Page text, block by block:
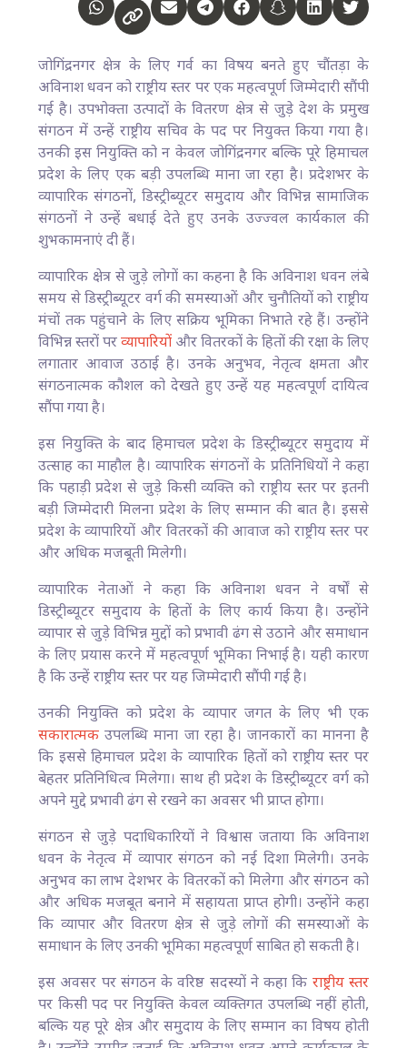
जोगिंद्रनगर क्षेत्र के लिए गर्व का विषय बनते हुए चौंतड़ा के
अविनाश धवन को राष्ट्रीय स्तर पर एक महत्वपूर्ण जिम्मेदारी सौंपी
गई है। उपभोक्ता उत्पादों के वितरण क्षेत्र से जुड़े देश के प्रमुख
संगठन में उन्हें राष्ट्रीय सचिव के पद पर नियुक्त किया गया है।
उनकी इस नियुक्ति को न केवल जोगिंद्रनगर बल्कि पूरे हिमाचल
प्रदेश के लिए एक बड़ी उपलब्धि माना जा रहा है। प्रदेशभर के
व्यापारिक संगठनों, डिस्ट्रीब्यूटर समुदाय और विभिन्न सामाजिक
संगठनों ने उन्हें बधाई देते हुए उनके उज्ज्वल कार्यकाल की
शुभकामनाएं दी हैं।
व्यापारिक क्षेत्र से जुड़े लोगों का कहना है कि अविनाश धवन लंबे
समय से डिस्ट्रीब्यूटर वर्ग की समस्याओं और चुनौतियों को राष्ट्रीय
मंचों तक पहुंचाने के लिए सक्रिय भूमिका निभाते रहे हैं। उन्होंने
विभिन्न स्तरों परव्यापारियों और वितरकों के हितों की रक्षा के लिए
लगातार आवाज उठाई है। उनके अनुभव, नेतृत्व क्षमता और
संगठनात्मक कौशल को देखते हुए उन्हें यह महत्वपूर्ण दायित्व
सौंपा गया है।
इस नियुक्ति के बाद हिमाचल प्रदेश के डिस्ट्रीब्यूटर समुदाय में
उत्साह का माहौल है। व्यापारिक संगठनों के प्रतिनिधियों ने कहा
कि पहाड़ी प्रदेश से जुड़े किसी व्यक्ति को राष्ट्रीय स्तर पर इतनी
बड़ी जिम्मेदारी मिलना प्रदेश के लिए सम्मान की बात है। इससे
प्रदेश के व्यापारियों और वितरकों की आवाज को राष्ट्रीय स्तर पर
और अधिक मजबूती मिलेगी।
व्यापारिक नेताओं ने कहा कि अविनाश धवन ने वर्षों से
डिस्ट्रीब्यूटर समुदाय के हितों के लिए कार्य किया है। उन्होंने
व्यापार से जुड़े विभिन्न मुद्दों को प्रभावी ढंग से उठाने और समाधान
के लिए प्रयास करने में महत्वपूर्ण भूमिका निभाई है। यही कारण
है कि उन्हें राष्ट्रीय स्तर पर यह जिम्मेदारी सौंपी गई है।
उनकी नियुक्ति को प्रदेश के व्यापार जगत के लिए भी एक
सकारात्मकउपलब्धि माना जा रहा है। जानकारों का मानना है
कि इससे हिमाचल प्रदेश के व्यापारिक हितों को राष्ट्रीय स्तर पर
बेहतर प्रतिनिधित्व मिलेगा। साथ ही प्रदेश के डिस्ट्रीब्यूटर वर्ग को
अपने मुद्दे प्रभावी ढंग से रखने का अवसर भी प्राप्त होगा।
संगठन से जुड़े पदाधिकारियों ने विश्वास जताया कि अविनाश
धवन के नेतृत्व में व्यापार संगठन को नई दिशा मिलेगी। उनके
अनुभव का लाभ देशभर के वितरकों को मिलेगा और संगठन को
और अधिक मजबूत बनाने में सहायता प्राप्त होगी। उन्होंने कहा
कि व्यापार और वितरण क्षेत्र से जुड़े लोगों की समस्याओं के
समाधान के लिए उनकी भूमिका महत्वपूर्ण साबित हो सकती है।
इस अवसर पर संगठन के वरिष्ठ सदस्यों ने कहा कि राष्ट्रीय स्तर
पर किसी पद पर नियुक्ति केवल व्यक्तिगत उपलब्धि नहीं होती,
बल्कि यह पूरे क्षेत्र और समुदाय के लिए सम्मान का विषय होती